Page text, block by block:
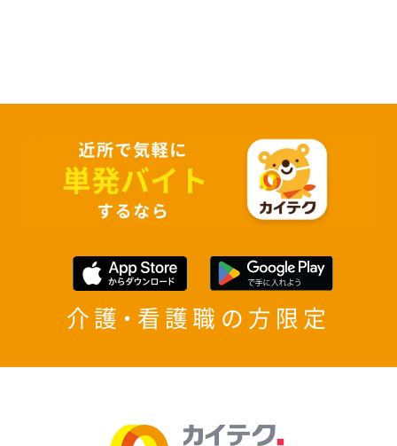
介護・看護職の方限定